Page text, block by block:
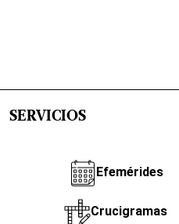
SERVICIOS
Efemérides
Crucigramas